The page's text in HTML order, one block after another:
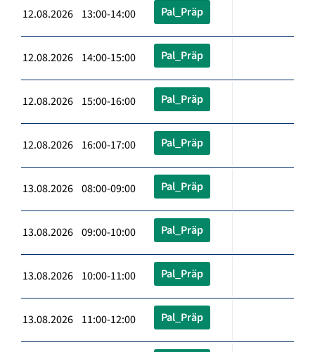
12.08.2026 13:00-14:00 Pal_Präp
12.08.2026 14:00-15:00 Pal_Präp
12.08.2026 15:00-16:00 Pal_Präp
12.08.2026 16:00-17:00 Pal_Präp
13.08.2026 08:00-09:00 Pal_Präp
13.08.2026 09:00-10:00 Pal_Präp
13.08.2026 10:00-11:00 Pal_Präp
13.08.2026 11:00-12:00 Pal_Präp